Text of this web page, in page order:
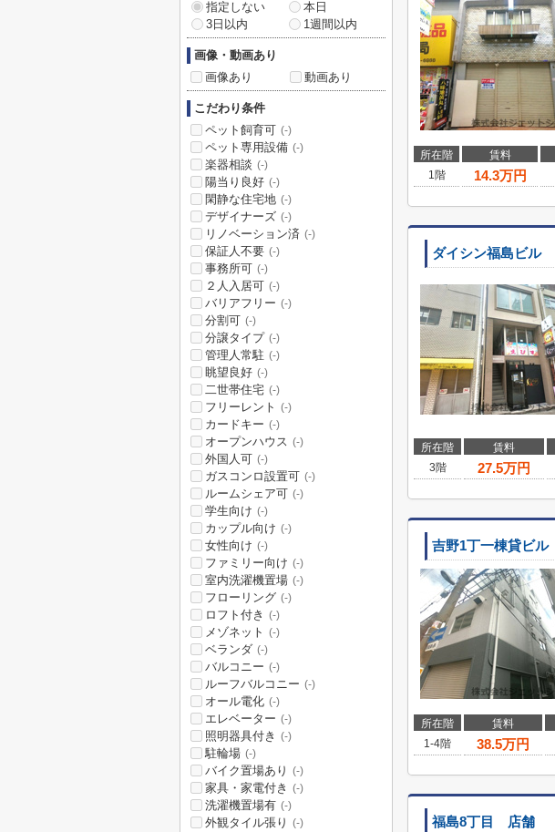
所在階 賃料
1階
14.3万円
ダイシン福島ビル
所在階 賃料
3階
27.5万円
吉野1丁一棟貸ビル
所在階 賃料
1-4階
38.5万円
福島8丁目 店舗
指定しない
本日
3日以内
1週間以内
画像・動画あり
画像あり
動画あり
こだわり条件
ペット飼育可 (-)
ペット専用設備 (-)
楽器相談 (-)
陽当り良好 (-)
閑静な住宅地 (-)
デザイナーズ (-)
リノベーション済 (-)
保証人不要 (-)
事務所可 (-)
２人入居可 (-)
バリアフリー (-)
分割可 (-)
分譲タイプ (-)
管理人常駐 (-)
眺望良好 (-)
二世帯住宅 (-)
フリーレント (-)
カードキー (-)
オープンハウス (-)
外国人可 (-)
ガスコンロ設置可 (-)
ルームシェア可 (-)
学生向け (-)
カップル向け (-)
女性向け (-)
ファミリー向け (-)
室内洗濯機置場 (-)
フローリング (-)
ロフト付き (-)
メゾネット (-)
ベランダ (-)
バルコニー (-)
ルーフバルコニー (-)
オール電化 (-)
エレベーター (-)
照明器具付き (-)
駐輪場 (-)
バイク置場あり (-)
家具・家電付き (-)
洗濯機置場有 (-)
外観タイル張り (-)